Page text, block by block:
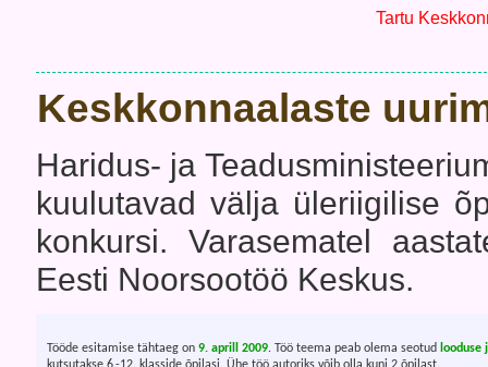
Tartu
Keskkonnaalaste
Haridus- ja
kuulutavad välja üleriigilise
konkursi. Varasematel
Eesti Noorsootöö Keskus.
Tööde esitamise tähtaeg on 9. aprill 2009. Töö teema peab olema seotud looduse